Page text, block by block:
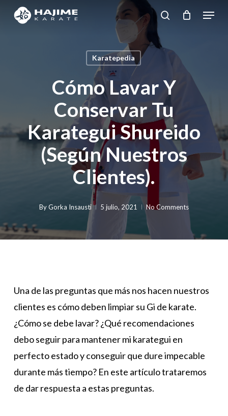
search
Menu
Karatepedia
Cómo Lavar Y
Conservar Tu
Karategui Shureido
(según Nuestros
Clientes).
ByGorka Insausti 5 julio, 2021 No Comments
Una de las preguntas que más nos hacen nuestros
clientes es cómo deben limpiar su Gi de karate.
¿Cómo se debe lavar? ¿Qué recomendaciones
debo seguir para mantener mi karategui en
perfecto estado y conseguir que dure impecable
durante más tiempo? En este artículo trataremos
de dar respuesta a estas preguntas.